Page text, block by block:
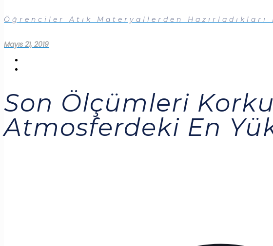
Öğrenciler Atık Materyallerden
Mayıs 21, 2019
Son Ölçümleri
Atmosferdeki En